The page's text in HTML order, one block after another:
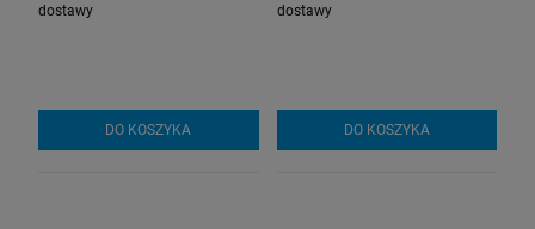
dostawy
DO KOSZYKA
dostawy
DO KOSZYKA